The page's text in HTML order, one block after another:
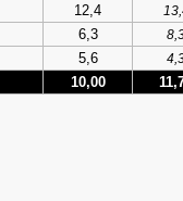
12,4
6,3
5,6
10,00